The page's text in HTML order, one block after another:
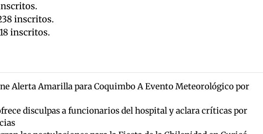
inscritos.
inscritos.
Alerta Amarilla para Coquimbo A Evento Meteorológico por
disculpas a funcionarios del hospital y aclara críticas por